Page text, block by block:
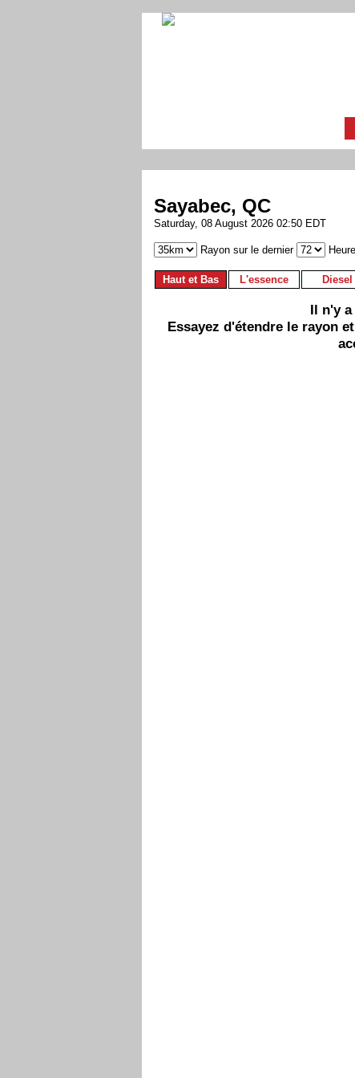
Sayabec, QC
Saturday, 08 August 2026 02:50 EDT
Rayon sur le dernier
Haut et Bas L'essence Diesel
Il n'y
Essayez d'étendre le rayon